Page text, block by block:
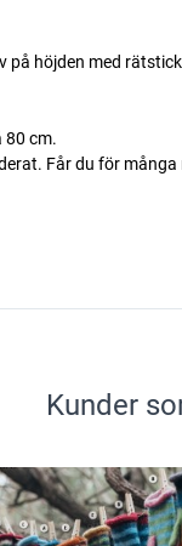
på höjden med
80 cm.
Får du för
Kunder